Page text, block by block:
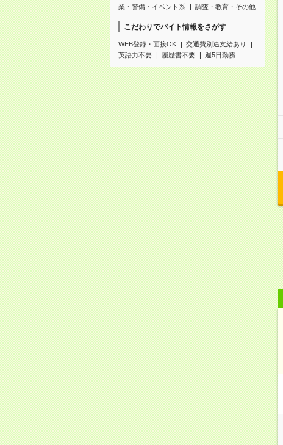
業・警備・イベント系
調査・教育・その他
こだわりでバイト情報をさがす
WEB登録・面接OK
交通費別途支給あり
英語力不要
履歴書不要 週5日勤務